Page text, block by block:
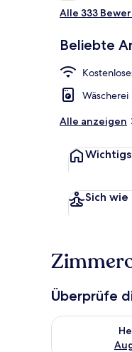
Alle 333
Beliebte
Wäscherei
Alle anzeigen
Sich wie
Überprüfe
Überprüfe die